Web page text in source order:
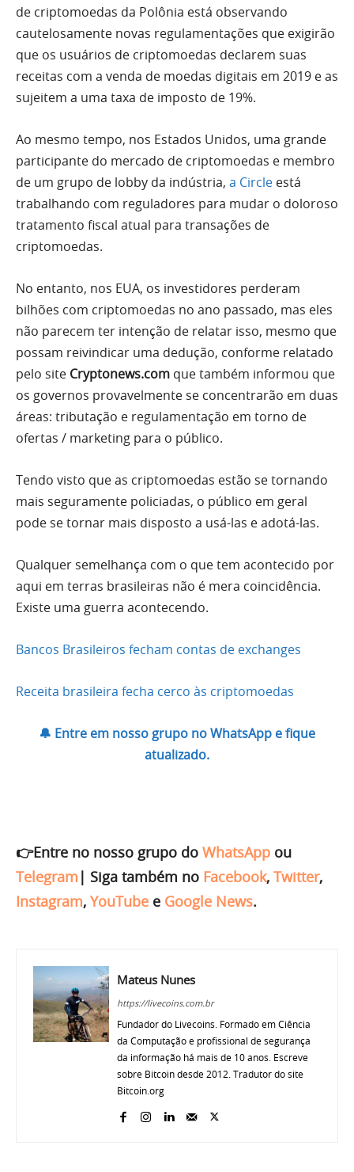
de criptomoedas da Polônia está observando
cautelosamente novas regulamentações que exigirão
que os usuários de criptomoedas declarem suas
receitas com a venda de moedas digitais em 2019 e as
sujeitem a uma taxa de imposto de 19%.
Ao mesmo tempo, nos Estados Unidos, uma grande
participante do mercado de criptomoedas e membro
de um grupo de lobby da indústria, a Circle está
trabalhando com reguladores para mudar o doloroso
tratamento fiscal atual para transações de
criptomoedas.
No entanto, nos EUA, os investidores perderam
bilhões com criptomoedas no ano passado, mas eles
não parecem ter intenção de relatar isso, mesmo que
possam reivindicar uma dedução, conforme relatado
pelo site Cryptonews.com que também informou que
os governos provavelmente se concentrarão em duas
áreas: tributação e regulamentação em torno de
ofertas / marketing para o público.
Tendo visto que as criptomoedas estão se tornando
mais seguramente policiadas, o público em geral
pode se tornar mais disposto a usá-las e adotá-las.
Qualquer semelhança com o que tem acontecido por
aqui em terras brasileiras não é mera coincidência.
Existe uma guerra acontecendo.
Bancos Brasileiros fecham contas de exchanges
Receita brasileira fecha cerco às criptomoedas
🔔 Entre em nosso grupo no WhatsApp e fique
atualizado.
👉Entre no nosso grupo do WhatsApp ou
Telegram | Siga também no Facebook, Twitter,
Instagram, YouTube e Google News.
Mateus Nunes
https://livecoins.com.br
Fundador do Livecoins. Formado em Ciência
da Computação e profissional de segurança
da informação há mais de 10 anos. Escreve
sobre Bitcoin desde 2012. Tradutor do site
Bitcoin.org